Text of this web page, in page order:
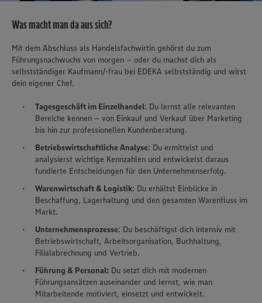
Was macht man da aus sich?
Mit dem Abschluss als Handelsfachwirtin gehörst du zum
Führungsnachwuchs von morgen – oder du machst dich als
selbstständiger Kaufmann/-frau bei EDEKA selbstständig und wirst
dein eigener Chef.
Tagesgeschäft im Einzelhandel: Du lernst alle relevanten
Bereiche kennen – von Einkauf und Verkauf über Marketing
bis hin zur professionellen Kundenberatung.
Betriebswirtschaftliche Analyse: Du ermittelst und
analysierst wichtige Kennzahlen und entwickelst daraus
fundierte Entscheidungen für den Unternehmenserfolg.
Warenwirtschaft & Logistik: Du erhältst Einblicke in
Beschaffung, Lagerhaltung und den gesamten Warenfluss im
Markt.
Unternehmensprozesse: Du beschäftigst dich intensiv mit
Betriebswirtschaft, Arbeitsorganisation, Buchhaltung,
Filialabrechnung und Vertrieb.
Führung & Personal: Du setzt dich mit modernen
Führungsansätzen auseinander und lernst, wie man
Mitarbeitende motiviert, einsetzt und entwickelt.